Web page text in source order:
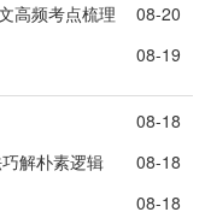
高频考点梳理
08-20
08-19
08-18
解朴素逻辑
08-18
08-18